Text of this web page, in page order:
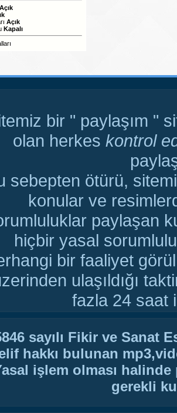
Açık
Açık
Kapalı
bir " paylaşım "
olan herkes kontrol
sebepten ötürü,
konular ve
paylaşan
hiçbir yasal
bir faaliyet
ulaşıldığı
fazla 24 saat
sayılı Fikir ve Sanat
hakkı bulunan
işlem olması
gerekli